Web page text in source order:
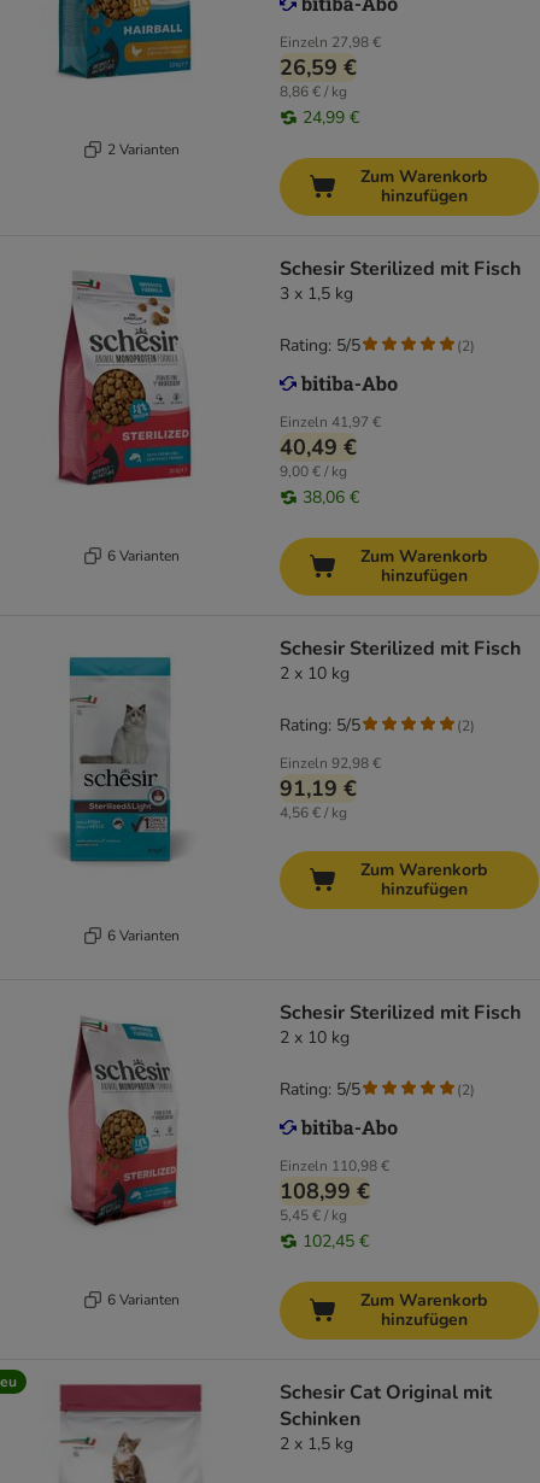
2 Varianten
Einzeln 27,98 €
26,59 €
8,86 € / kg
24,99 €
Zum Warenkorb
hinzufügen
6 Varianten
Schesir Sterilized mit Fisch
3 x 1,5 kg
Einzeln 41,97 €
40,49 €
9,00 € / kg
38,06 €
Rating: 5/5 (2)
Zum Warenkorb
hinzufügen
6 Varianten
Schesir Sterilized mit Fisch
2 x 10 kg
Einzeln 92,98 €
91,19 €
4,56 € / kg
Rating: 5/5 (2)
Zum Warenkorb
hinzufügen
6 Varianten
Schesir Sterilized mit Fisch
2 x 10 kg
Einzeln 110,98 €
108,99 €
5,45 € / kg
102,45 €
Rating: 5/5 (2)
Zum Warenkorb
hinzufügen
Schesir Cat Original mit
Schinken
2 x 1,5 kg